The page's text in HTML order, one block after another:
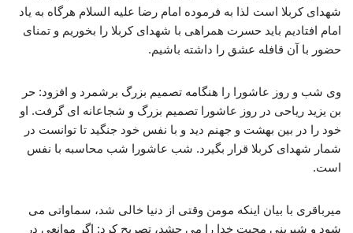
شهدای کربلا است لذا به فرموده امام رضا علیه السلام هرگاه به یاد
امام افتادیم باید حسرت همراهی با شهدای کربلا را بخوریم و تمنای
حضور با آن قافله عشق را داشته باشیم.
وی شب و روز عاشورا را هنگامه تصمیم بزرگ برشمرد و افزود: حر
بن یزید ریاحی در روز عاشورا تصمیم بزرگ و شجاعانه ای گرفت. او
خود را در بین بهشت و جهنم دید و با نفس خود جنگید تا توانست در
شمار شهدای کربلا قرار بگیرد. شب عاشورا شب محاسبه با نفس
است.
میرباقری با بیان اینکه مومن وقتی از دنیا خالی شد، سماواتی می
شود و شیرینی محبت خدا را می چشد، تصریح کرد: اگر موانعی در